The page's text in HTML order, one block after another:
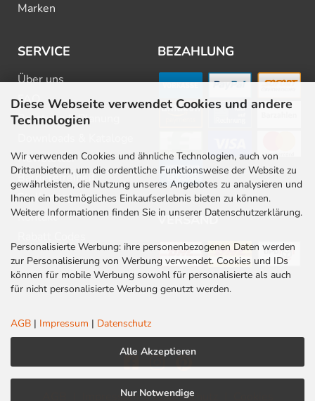
Diese Webseite verwendet Cookies und andere
Technologien
Wir verwenden Cookies und ähnliche Technologien, auch von
Drittanbietern, um die ordentliche Funktionsweise der Website zu
gewährleisten, die Nutzung unseres Angebotes zu analysieren und
Ihnen ein bestmögliches Einkaufserlebnis bieten zu können.
Weitere Informationen finden Sie in unserer Datenschutzerklärung.
Personalisierte Werbung: ihre personenbezogenen Daten werden
zur Personalisierung von Werbung verwendet. Cookies und IDs
können für mobile Werbung sowohl für personalisierte als auch
für nicht personalisierte Werbung genutzt werden.
AGB | Impressum | Datenschutz
Alle Akzeptieren
Nur Notwendige
Marken
SERVICE
Über uns
FAQ
Beratung & Planung
Newsletter
Barrierefreiheit
Stellenangebote
Kontakt
BEZAHLUNG
VERSAND
Impressum | Datenschutz